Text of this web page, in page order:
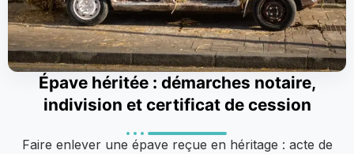
Épave héritée : démarches notaire,
indivision et certificat de cession
Faire enlever une épave reçue en héritage : acte de